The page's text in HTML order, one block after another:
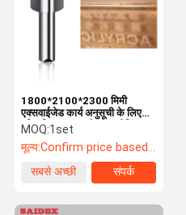
1800*2100*2300 मिमी
एक्सवाईजेड कार्य अनुसूची के लिए
एक्रिलिक कम्प्यूटरीकृत मशीनिंग
सिस्टम 600 मिमी*500 मिमी*280
मिमी
MOQ:1set
मूल्य:Confirm price based on product
सबसे अच्छी
संपर्क